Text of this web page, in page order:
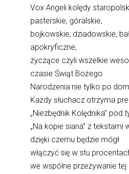
Vox Angeli kolędy
pasterskie, góralskie,
bojkowskie, dziadowskie,
apokryficzne,
życzące czyli wszelkie
czasie Świąt Bożego
Narodzenia nie tylko po
Każdy słuchacz otrzyma
„Niezbędnik Kolędnika” pod
„Na kopie siana” z tekstami
dzięki czemu będzie mógł
włączyć się w stu
we wspólne przeżywanie tej